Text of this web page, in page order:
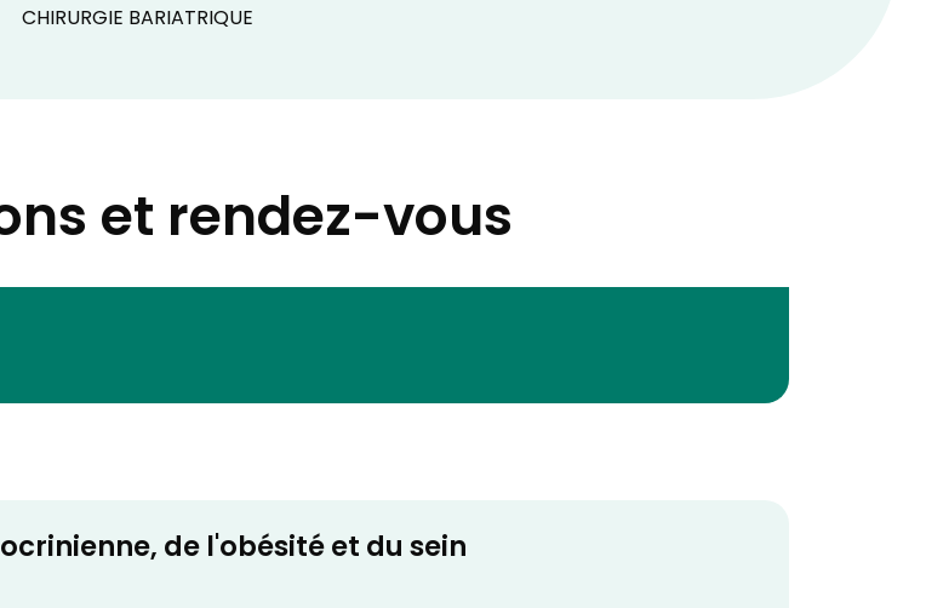
CHIRURGIE BARIATRIQUE
et rendez-vous
de l'obésité et du sein